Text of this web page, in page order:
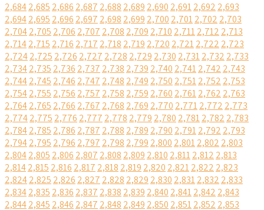
2,6842,685 2,686 2,687 2,688 2,689 2,690 2,6912,692 2,693
2,6942,695 2,696 2,697 2,698 2,699 2,700 2,7012,702 2,703
2,7042,705 2,706 2,707 2,708 2,709 2,710 2,7112,712 2,713
2,7142,715 2,716 2,717 2,718 2,719 2,720 2,7212,722 2,723
2,7242,725 2,726 2,727 2,728 2,729 2,730 2,7312,732 2,733
2,7342,735 2,736 2,737 2,738 2,739 2,740 2,7412,742 2,743
2,7442,745 2,746 2,747 2,748 2,749 2,750 2,7512,752 2,753
2,7542,755 2,756 2,757 2,758 2,759 2,760 2,7612,762 2,763
2,7642,765 2,766 2,767 2,768 2,769 2,770 2,7712,772 2,773
2,7742,775 2,776 2,777 2,778 2,779 2,780 2,7812,782 2,783
2,7842,785 2,786 2,787 2,788 2,789 2,790 2,7912,792 2,793
2,7942,795 2,796 2,797 2,798 2,799 2,800 2,8012,802 2,803
2,8042,805 2,806 2,807 2,808 2,809 2,810 2,8112,812 2,813
2,8142,815 2,816 2,817 2,818 2,819 2,820 2,8212,822 2,823
2,8242,825 2,826 2,827 2,828 2,829 2,830 2,8312,832 2,833
2,8342,835 2,836 2,837 2,838 2,839 2,840 2,8412,842 2,843
2,8442,845 2,846 2,847 2,848 2,849 2,850 2,8512,852 2,853